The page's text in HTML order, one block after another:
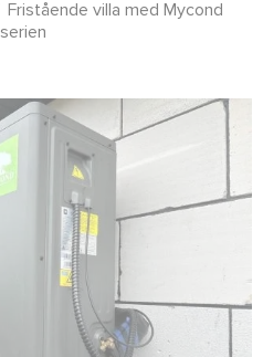
Fristående villa med Mycond